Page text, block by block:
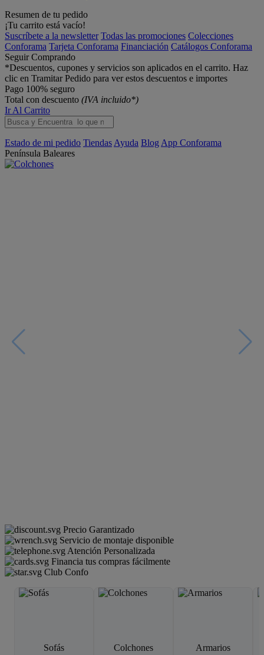
Resumen de tu pedido
¡Tu carrito está vacío!
Suscríbete a la newsletter Todas las promociones Colecciones
Conforama Tarjeta Conforama Financiación Catálogos Conforama
Seguir Comprando
*Descuentos, cupones y servicios son aplicados en el carrito. Haz
clic en Tramitar Pedido para ver estos descuentos e importes
Pago 100% seguro
Total con descuento (IVA incluido*)
Ir Al Carrito
Estado de mi pedido Tiendas Ayuda Blog App Conforama
Península Baleares
Precio Garantizado
Servicio de montaje disponible
Atención Personalizada
Financia tus compras fácilmente
Club Confo
Sofás Colchones Armarios